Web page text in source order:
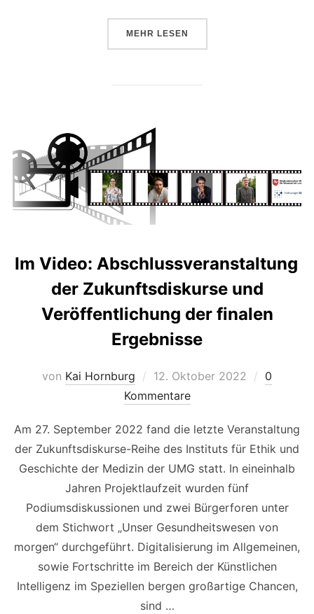
MEHR ÜBER „VIER LEHREN AUS DEN
LESEN
Im Video: Abschlussveranstaltung
der Zukunftsdiskurse und
Veröffentlichung der finalen
Ergebnisse
von Kai Hornburg
Veröffentlicht
am
12. Oktober 2022
0
Kommentare
Am 27. September 2022 fand die letzte Veranstaltung
der Zukunftsdiskurse-Reihe des Instituts für Ethik und
Geschichte der Medizin der UMG statt. In eineinhalb
Jahren Projektlaufzeit wurden fünf
Podiumsdiskussionen und zwei Bürgerforen unter
dem Stichwort „Unser Gesundheitswesen von
morgen“ durchgeführt. Digitalisierung im Allgemeinen,
sowie Fortschritte im Bereich der Künstlichen
Intelligenz im Speziellen bergen großartige Chancen,
sind …